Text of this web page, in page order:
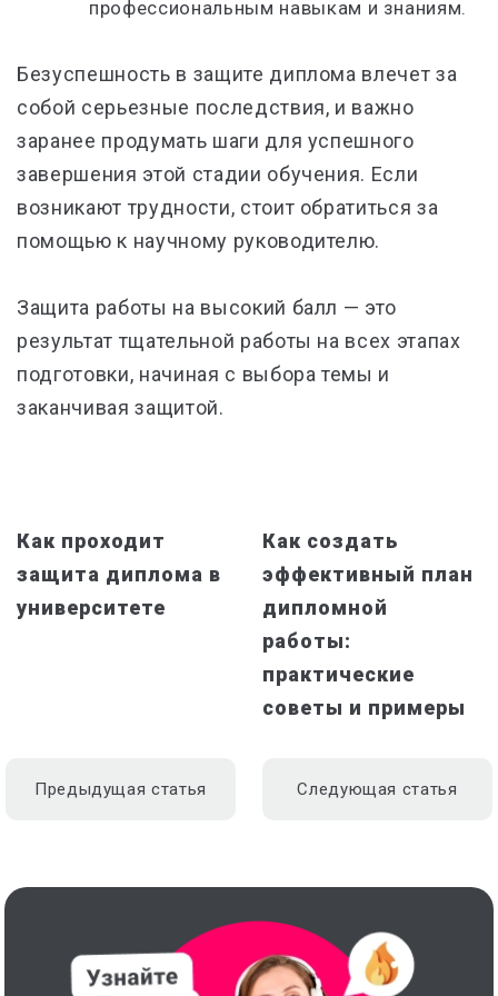
профессиональным навыкам и знаниям.
Безуспешность в защите диплома влечет за
собой серьезные последствия, и важно
заранее продумать шаги для успешного
завершения этой стадии обучения. Если
возникают трудности, стоит обратиться за
помощью к научному руководителю.
Защита работы на высокий балл — это
результат тщательной работы на всех этапах
подготовки, начиная с выбора темы и
заканчивая защитой.
Как проходит
защита диплома в
университете
Предыдущая статья
Как создать
эффективный план
дипломной
работы:
практические
советы и примеры
Следующая статья